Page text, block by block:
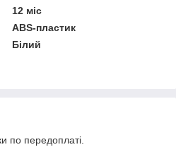
12 міс
ABS-пластик
Білий
по передоплаті.